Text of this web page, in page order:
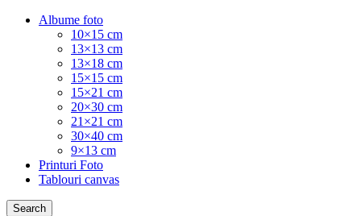
Albume foto
10×15 cm
13×13 cm
13×18 cm
15×15 cm
15×21 cm
20×30 cm
21×21 cm
30×40 cm
9×13 cm
Printuri Foto
Tablouri canvas
Search